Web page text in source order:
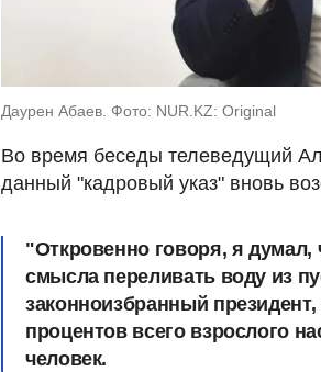
Даурен Абаев. Фото: NUR.KZ: Original
Во время беседы телеведущий
данный "кадровый указ" вновь
"Откровенно говоря, я думал,
смысла переливать воду из
законноизбранный
процентов всего взрослого
человек.